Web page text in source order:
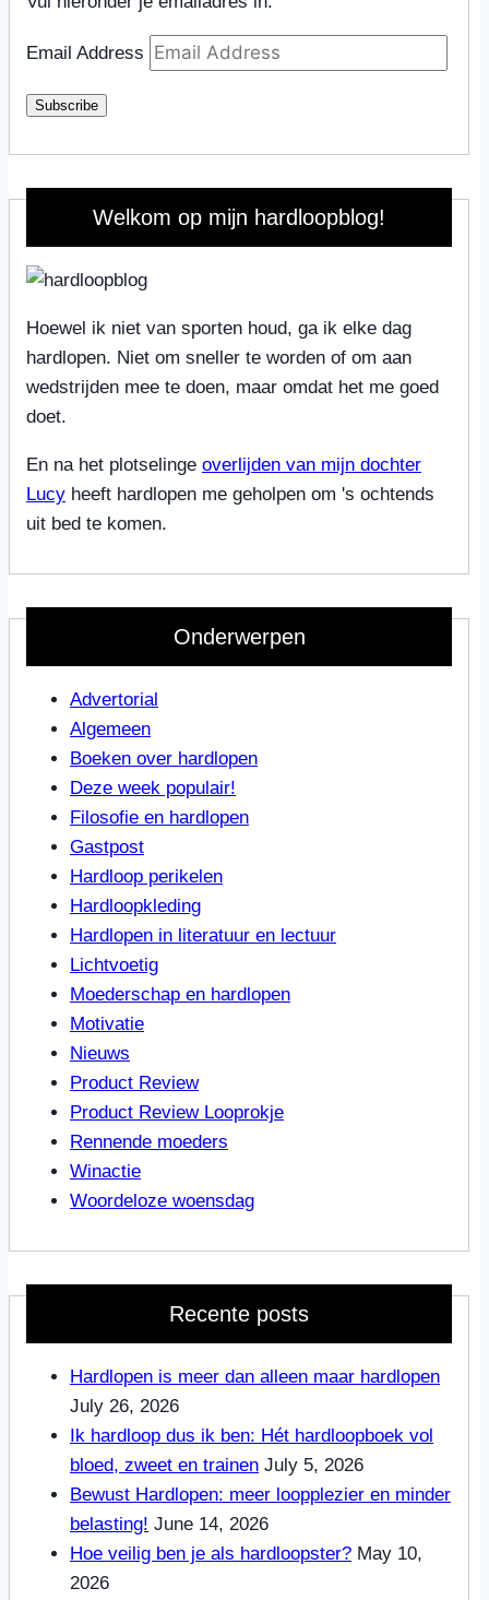
Email Address
Subscribe
Welkom op mijn hardloopblog!
Hoewel ik niet van sporten houd, ga ik elke dag
hardlopen. Niet om sneller te worden of om aan
wedstrijden mee te doen, maar omdat het me goed
doet.
En na het plotselinge overlijden van mijn dochter
Lucy heeft hardlopen me geholpen om 's ochtends
uit bed te komen.
Onderwerpen
Advertorial
Algemeen
Boeken over hardlopen
Deze week populair!
Filosofie en hardlopen
Gastpost
Hardloop perikelen
Hardloopkleding
Hardlopen in literatuur en lectuur
Lichtvoetig
Moederschap en hardlopen
Motivatie
Nieuws
Product Review
Product Review Looprokje
Rennende moeders
Winactie
Woordeloze woensdag
Recente posts
Hardlopen is meer dan alleen maar hardlopen
July 26, 2026
Ik hardloop dus ik ben: Hét hardloopboek vol
bloed, zweet en trainen July 5, 2026
Bewust Hardlopen: meer loopplezier en minder
belasting! June 14, 2026
Hoe veilig ben je als hardloopster? May 10,
2026